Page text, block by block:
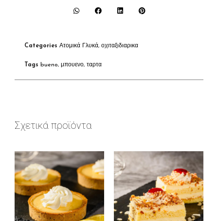
Categories Ατομικά Γλυκά, οχιταξιδιαρικα
Tags bueno, μπουενο, ταρτα
Σχετικά προϊόντα